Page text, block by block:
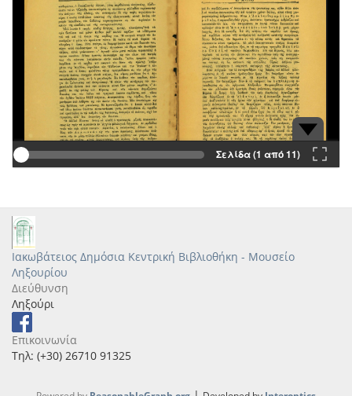
Σελίδα (1 από 11)
Ιακωβάτειος Δημόσια Κεντρική Βιβλιοθήκη - Μουσείο
Ληξουρίου
Διεύθυνση
Ληξούρι
Επικοινωνία
Τηλ: (+30) 26710 91325